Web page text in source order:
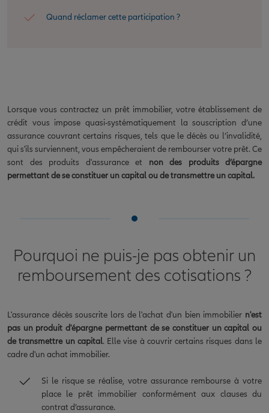
Quand réclamer cette participation ?
Lorsque vous contractez un prêt immobilier, votre établissement de
crédit vous impose quasi-systématiquement la souscription d’une
assurance couvrant certains risques, tels que le décès ou l’invalidité,
qui s'ils surviennent, vous empêcheraient de rembourser votre prêt. Ce
sont des produits d'assurance et non des produits d’épargne
permettant de se constituer un capital ou de transmettre un capital.
Pourquoi ne puis-je pas obtenir un
remboursement des cotisations ?
L'assurance décès souscrite lors de l'achat d'un bien immobilier n'est
pas un produit d'épargne permettant de se constituer un capital ou
de transmettre un capital. Elle vise à couvrir certains risques dans le
cadre d'un achat immobilier.
Si le risque se réalise, votre assurance rembourse à votre
place le prêt immobilier conformément aux clauses du
contrat d’assurance.